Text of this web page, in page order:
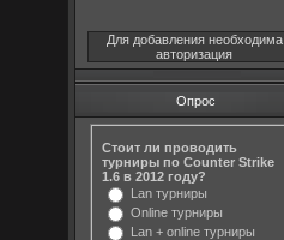
Для добавления необходима
авторизация
Опрос
Стоит ли проводить
турниры по Counter Strike
1.6 в 2012 году?
Lan турниры
Online турниры
Lan + online турниры